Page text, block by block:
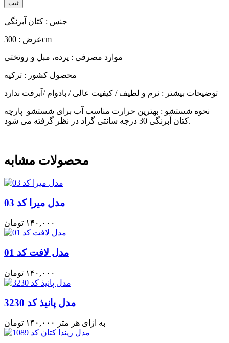
جنس : کتان آبرنگی
عرض : 300cm
موارد مصرفی : پرده، مبل و روتختی
محصول کشور : ترکیه
توضیحات بیشتر : نرم و لطیف / کیفیت عالی / بادوام /آبرفت ندارد
نحوه شستشو : بهترین حرارت مناسب آب برای شستشو پارچه
کتان آبرنگی 30 درجه سانتی گراد در نظر گرفته می شود.
محصولات مشابه
مدل میرا کد 03
۱۴۰,۰۰۰ تومان
مدل لافت کد 01
۱۴۰,۰۰۰ تومان
مدل پانیذ کد 3230
۱۴۰,۰۰۰ تومان به ازای هر متر